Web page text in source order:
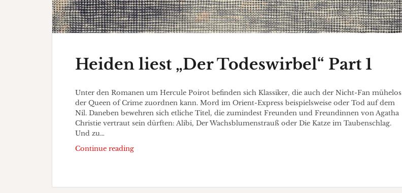
Heiden liest „Der Todeswirbel“ Part 1
Unter den Romanen um Hercule Poirot befinden sich Klassiker, die auch der Nicht-Fan mühelos
der Queen of Crime zuordnen kann. Mord im Orient-Express beispielsweise oder Tod auf dem
Nil. Daneben bewehren sich etliche Titel, die zumindest Freunden und Freundinnen von Agatha
Christie vertraut sein dürften: Alibi, Der Wachsblumenstrauß oder Die Katze im Taubenschlag.
Und zu…
Continue readingHeiden
Part